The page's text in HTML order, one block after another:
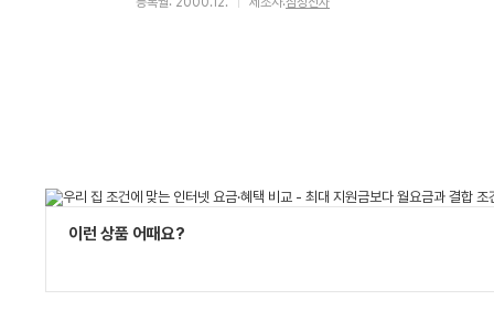
이런 상품 어때요?